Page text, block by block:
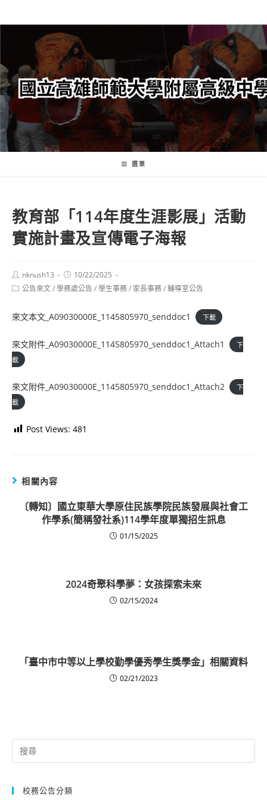
轉
要
內
容
選單
教育部「114年度生涯影展」活動
實施計畫及宣傳電子海報
Post
author:
nknush13
Post
published:
10/22/2025
Post公告來文/學務處公告/學生事務/ 家長事務/輔導室公告
來文本文_A09030000E_1145805970_senddoc1 下載
來文附件_A09030000E_1145805970_senddoc1_Attach1
下
載
來文附件_A09030000E_1145805970_senddoc1_Attach2
下
載
Post Views: 481
相關內容
〔轉知〕國立東華大學原住民族學院民族發展與社會工
作學系(簡稱發社系)114學年度單獨招生訊息
01/15/2025
2024奇聚科學夢：女孩探索未來
02/15/2024
「臺中市中等以上學校勤學優秀學生獎學金」相關資料
02/21/2023
Search
for:
校務公告分類